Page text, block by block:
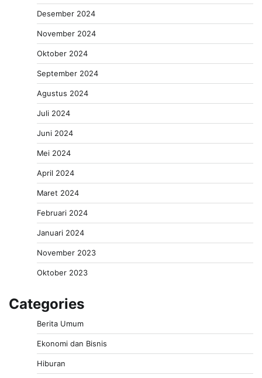
Desember 2024
November 2024
Oktober 2024
September 2024
Agustus 2024
Juli 2024
Juni 2024
Mei 2024
April 2024
Maret 2024
Februari 2024
Januari 2024
November 2023
Oktober 2023
Categories
Berita Umum
Ekonomi dan Bisnis
Hiburan